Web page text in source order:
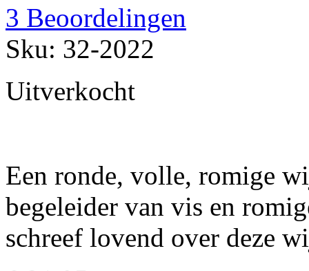
3 Beoordelingen
Sku: 32-2022
Uitverkocht
Een ronde, volle, romige
begeleider van vis en
schreef lovend over deze